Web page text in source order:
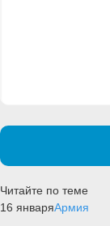
Читайте по теме
16 январяАрмия